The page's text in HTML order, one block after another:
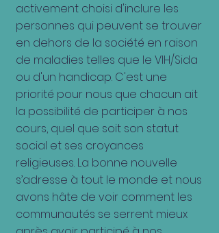
activement choisi d'inclure les
personnes qui peuvent se trouver
en dehors de la société en raison
de maladies telles que le VIH/Sida
ou d'un handicap. C'est une
priorité pour nous que chacun ait
la possibilité de participer à nos
cours, quel que soit son statut
social et ses croyances
religieuses. La bonne nouvelle
s’adresse à tout le monde et nous
avons hâte de voir comment les
communautés se serrent mieux